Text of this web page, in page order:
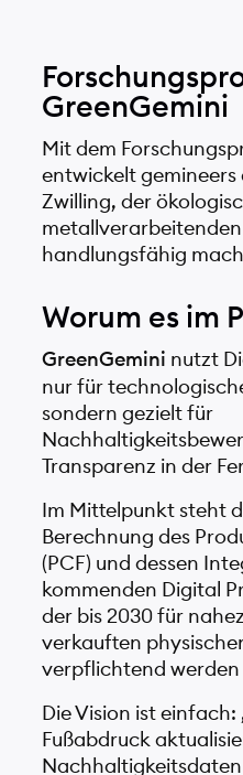
GreenGemini
Mit dem
entwickelt
Zwilling, der
handlungsfähig
Worum es im
GreenGemini nutzt
nur für
sondern gezielt für
Transparenz in der
Im Mittelpunkt steht
Berechnung des
(PCF) und dessen
kommenden Digital
der bis 2030 für
verkauften
verpflichtend werden
Die Vision ist
Fußabdruck